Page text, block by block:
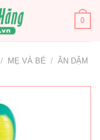
0
/ MẸ VÀ BÉ / ĂN DẶM